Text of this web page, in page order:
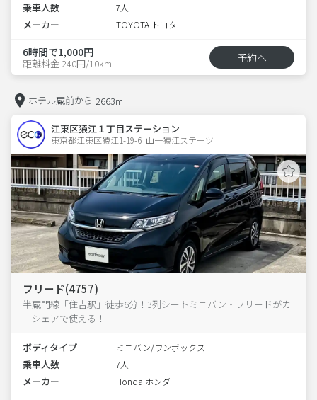
乗車人数 7人
メーカー TOYOTA トヨタ
6時間で1,000円
距離料金 240円/10km 予約へ
ホテル蔵前から 2663m
江東区猿江１丁目ステーション
東京都江東区猿江1-19-6  山一猿江ステーツ
フリード(4757)
半蔵門線「住吉駅」徒歩6分！3列シートミニバン・フリードがカ
ーシェアで使える！
ボディタイプ ミニバン/ワンボックス
乗車人数 7人
メーカー Honda ホンダ